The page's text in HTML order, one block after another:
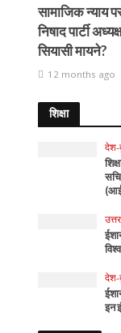
सामाजिक न्याय
निषाद पार्टी
सियासी मायने?
12 months ago
शिक्षा
देश-
देश-
इन